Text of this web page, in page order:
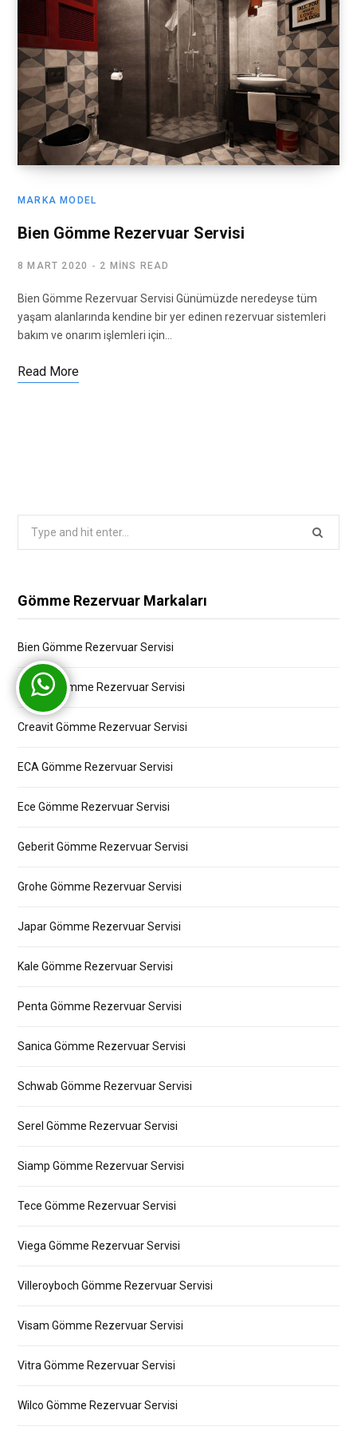
MARKA MODEL
Bien Gömme Rezervuar Servisi
8 MART 2020 2 MINS READ
Bien Gömme Rezervuar Servisi Günümüzde neredeyse tüm
yaşam alanlarında kendine bir yer edinen rezervuar sistemleri
bakım ve onarım işlemleri için…
Read More
Gömme Rezervuar Markaları
Bien Gömme Rezervuar Servisi
Bocchi Gömme Rezervuar Servisi
Creavit Gömme Rezervuar Servisi
ECA Gömme Rezervuar Servisi
Ece Gömme Rezervuar Servisi
Geberit Gömme Rezervuar Servisi
Grohe Gömme Rezervuar Servisi
Japar Gömme Rezervuar Servisi
Kale Gömme Rezervuar Servisi
Penta Gömme Rezervuar Servisi
Sanica Gömme Rezervuar Servisi
Schwab Gömme Rezervuar Servisi
Serel Gömme Rezervuar Servisi
Siamp Gömme Rezervuar Servisi
Tece Gömme Rezervuar Servisi
Viega Gömme Rezervuar Servisi
Villeroyboch Gömme Rezervuar Servisi
Visam Gömme Rezervuar Servisi
Vitra Gömme Rezervuar Servisi
Wilco Gömme Rezervuar Servisi